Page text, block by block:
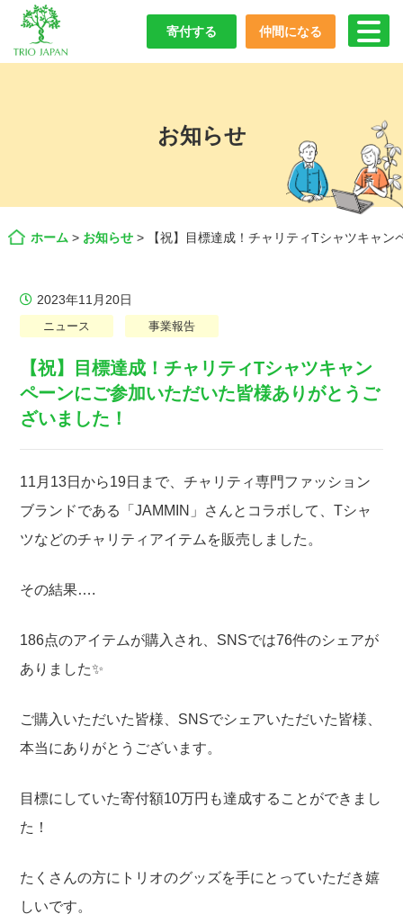
寄付する 仲間になる
お知らせ
ホーム > お知らせ > 【祝】目標達成！チャリティTシャツキャ
2023年11月20日
ニュース 事業報告
【祝】目標達成！チャリティTシャツキャン
ペーンにご参加いただいた皆様ありがとうご
ざいました！
11月13日から19日まで、チャリティ専門ファッション
ブランドである「JAMMIN」さんとコラボして、Tシャ
ツなどのチャリティアイテムを販売しました。
その結果….
186点のアイテムが購入され、SNSでは76件のシェアが
ありました✨
ご購入いただいた皆様、SNSでシェアいただいた皆様、
本当にありがとうございます。
目標にしていた寄付額10万円も達成することができまし
た！
たくさんの方にトリオのグッズを手にとっていただき嬉
しいです。